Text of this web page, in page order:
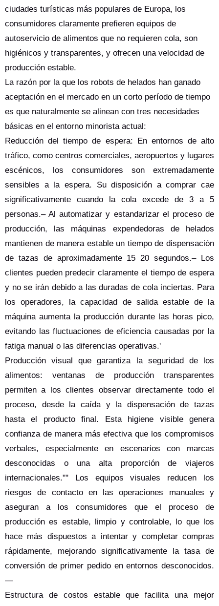
ciudades turísticas más populares de Europa, los
consumidores claramente prefieren equipos de
autoservicio de alimentos que no requieren cola, son
higiénicos y transparentes, y ofrecen una velocidad de
producción estable.
La razón por la que los robots de helados han ganado
aceptación en el mercado en un corto período de tiempo
es que naturalmente se alinean con tres necesidades
básicas en el entorno minorista actual:
Reducción del tiempo de espera: En entornos de alto
tráfico, como centros comerciales, aeropuertos y lugares
escénicos, los consumidores son extremadamente
sensibles a la espera. Su disposición a comprar cae
significativamente cuando la cola excede de 3 a 5
personas.– Al automatizar y estandarizar el proceso de
producción, las máquinas expendedoras de helados
mantienen de manera estable un tiempo de dispensación
de tazas de aproximadamente 15 20 segundos.– Los
clientes pueden predecir claramente el tiempo de espera
y no se irán debido a las duradas de cola inciertas. Para
los operadores, la capacidad de salida estable de la
máquina aumenta la producción durante las horas pico,
evitando las fluctuaciones de eficiencia causadas por la
fatiga manual o las diferencias operativas.'
Producción visual que garantiza la seguridad de los
alimentos: ventanas de producción transparentes
permiten a los clientes observar directamente todo el
proceso, desde la caída y la dispensación de tazas
hasta el producto final. Esta higiene visible genera
confianza de manera más efectiva que los compromisos
verbales, especialmente en escenarios con marcas
desconocidas o una alta proporción de viajeros
internacionales."" Los equipos visuales reducen los
riesgos de contacto en las operaciones manuales y
aseguran a los consumidores que el proceso de
producción es estable, limpio y controlable, lo que los
hace más dispuestos a intentar y completar compras
rápidamente, mejorando significativamente la tasa de
conversión de primer pedido en entornos desconocidos.
—
Estructura de costos estable que facilita una mejor